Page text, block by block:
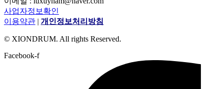
사업자정보확인
이용약관 | 개인정보처리방침
© XIONDRUM. All rights Reserved.
Facebook-f